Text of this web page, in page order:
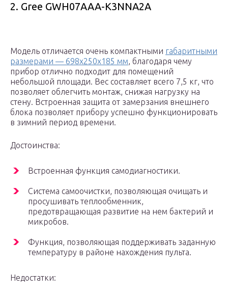
2. Gree GWH07AAA-K3NNA2A
Модель отличается очень компактными габаритными
размерами — 698x250x185 мм, благодаря чему
прибор отлично подходит для помещений
небольшой площади. Вес составляет всего 7,5 кг, что
позволяет облегчить монтаж, снижая нагрузку на
стену. Встроенная защита от замерзания внешнего
блока позволяет прибору успешно функционировать
в зимний период времени.
Достоинства:
Встроенная функция самодиагностики.
Система самоочистки, позволяющая очищать и
просушивать теплообменник,
предотвращающая развитие на нем бактерий и
микробов.
Функция, позволяющая поддерживать заданную
температуру в районе нахождения пульта.
Недостатки: